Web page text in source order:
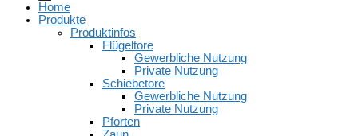
Home
Produkte
Produktinfos
Flügeltore
Gewerbliche Nutzung
Private Nutzung
Schiebetore
Gewerbliche Nutzung
Private Nutzung
Pforten